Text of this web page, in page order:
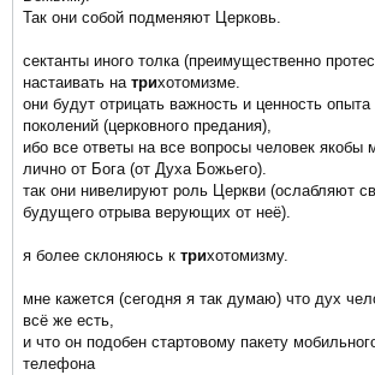
Так они собой подменяют Церковь.
сектанты иного толка (преимущественно
настаивать на трихотомизме.
они будут отрицать важность и ценность
поколений (церковного предания),
ибо все ответы на все вопросы человек якобы
лично от Бога (от Духа Божьего).
так они нивелируют роль Церкви (ослабляют
будущего отрыва верующих от неё).
я более склоняюсь к трихотомизму.
мне кажется (сегодня я так думаю) что дух
всё же есть,
и что он подобен стартовому пакету
телефона